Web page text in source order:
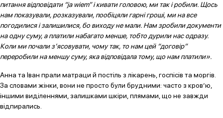
питання відповідати “ja wiem” і кивати головою, ми так і робили. Щось
нам показували, розказували, пообіцяли гарні гроші, ми на все
погодилися і залишилися, бо виходу не мали. Нам зробили документи
на одну суму, а платили набагато менше, тобто дурили нас одразу.
Коли ми почали з’ясовувати, чому так, то нам цей “договір”
переробили на меншу суму, яка відповідала тому, що нам платили».
Анна та Іван прали матраци й постіль з лікарень, госпісів та моргів.
За словами жінки, вони не просто були брудними: часто з кров’ю,
іншими виділеннями, залишками шкіри, плямами, що не завжди
відпирались.